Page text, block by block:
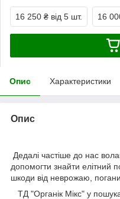
16 250 ₴ від 5 шт. 16
Опис Характеристики
Опис
Дедалі частіше до нас
допомогти знайти елітний
шкоди від неврожаю,
ТД "Органік Мікс" у